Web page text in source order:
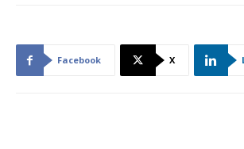
Facebook X